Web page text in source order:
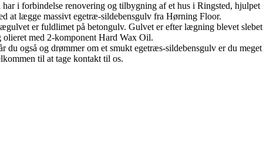
i forbindelse renovering og tilbygning af et hus i Ringsted, hjulpet
at lægge massivt egetræ-sildebensgulv fra Hørning Floor.
er fuldlimet på betongulv. Gulvet er efter lægning blevet slebet
olieret med 2-komponent Hard Wax Oil.
du også og drømmer om et smukt egetræs-sildebensgulv er du meget
til at tage kontakt til os.